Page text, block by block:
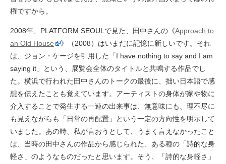
権ですから。
2008年、PLATFORM SEOULで見た、田中さんの《Approach to
an Old House
》（2008）はいまだに記憶に新しいです。それ
は、ジョン・ケージを引用した「I have nothing to say and I am
saying it」という、展覧会全体のタイトルと共鳴する作品でし
た。横浜で行われた田中さんのトークの最後に、拙い日本語で感
想を伝えたことも覚えています。アーティストの身体が家や物に
介入することで発生する一連の出来事は、無意味にも、理不尽に
も見えながらも「日常の再配置」という一定の方向性を明示して
いました。あの時、私が言おうとして、うまく言えなかったこと
は、当時の田中さんの作品から感じられた、ある種の「詩的な身
軽さ」のようなものだったと思います。そう、「詩的な身軽さ」